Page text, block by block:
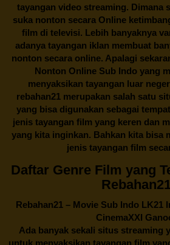
tayangan video streaming. Dimana
suka nonton secara Online
film di televisi. Lebih banyaknya
adanya tayangan iklan membuat
nonton secara online. Apalagi
Nonton Online Sub Indo yang
menyaksikan tayangan luar
rebahan21 merupakan salah satu
yang bisa digunakan sebagai
jenis tayangan film yang keren dan
yang kita inginkan. Bahkan kita bisa
jenis tayangan film
Daftar Genre Film yang
Rebahan21 – Movie Sub Indo LK21
CinemaXXI
Ada banyak sekali situs streaming
untuk menyaksikan tayangan film